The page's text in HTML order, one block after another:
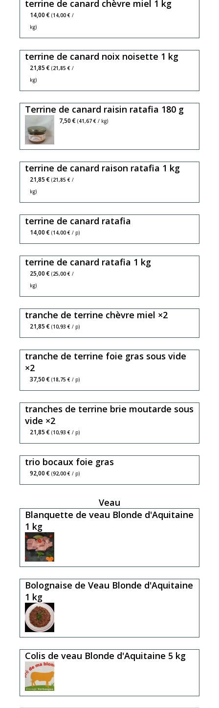
terrine de canard chèvre miel 1 kg
14,00 € (14,00 € /
kg)
terrine de canard noix noisette 1 kg
21,85 € (21,85 € /
kg)
Terrine de canard raisin ratafia 180 g
7,50 € (41,67 € / kg)
terrine de canard raison ratafia 1 kg
21,85 € (21,85 € /
kg)
terrine de canard ratafia
14,00 € (14,00 € / p)
terrine de canard ratafia 1 kg
25,00 € (25,00 € /
kg)
tranche de terrine chèvre miel ×2
21,85 € (10,93 € / p)
tranche de terrine foie gras sous vide
×2
37,50 € (18,75 € / p)
tranches de terrine brie moutarde sous
vide ×2
21,85 € (10,93 € / p)
trio bocaux foie gras
92,00 € (92,00 € / p)
Veau
Blanquette de veau Blonde d'Aquitaine
1 kg
Bolognaise de Veau Blonde d'Aquitaine
1 kg
Colis de veau Blonde d'Aquitaine 5 kg